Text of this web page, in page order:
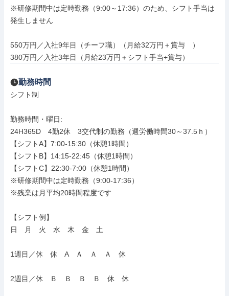
※研修期間中は定時勤務（9:00～17:36）のため、シフト手当は
発生しません
550万円／入社9年目（チーフ職）（月給32万円＋賞与　）
380万円／入社3年目（月給23万円＋シフト手当+賞与）
勤務時間
シフト制
勤務時間・曜日:
24H365D　4勤2休　3交代制の勤務（週労働時間30～37.5ｈ）
【シフトA】7:00-15:30（休憩1時間）
【シフトB】14:15-22:45（休憩1時間）
【シフトC】22:30-7:00（休憩1時間）
※研修期間中は定時勤務（9:00-17:36）
※残業は月平均20時間程度です
【シフト例】
日　月　火　水　木　金　土
1週目／休　休　A　Ａ　Ａ　Ａ　休
2週目／休　Ｂ　Ｂ　Ｂ　Ｂ　休　休